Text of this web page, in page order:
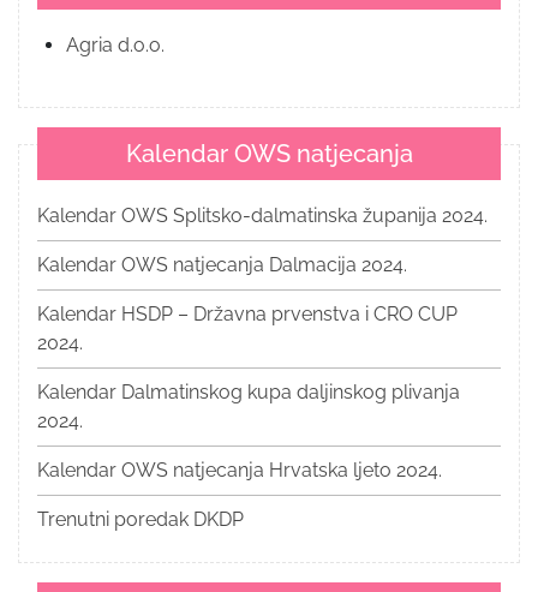
Agria d.o.o.
Kalendar OWS natjecanja
Kalendar OWS Splitsko-dalmatinska županija 2024.
Kalendar OWS natjecanja Dalmacija 2024.
Kalendar HSDP – Državna prvenstva i CRO CUP
2024.
Kalendar Dalmatinskog kupa daljinskog plivanja
2024.
Kalendar OWS natjecanja Hrvatska ljeto 2024.
Trenutni poredak DKDP